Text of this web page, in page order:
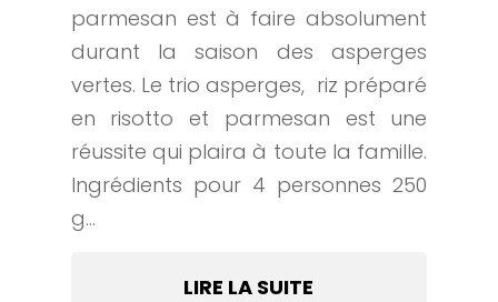
parmesan est à faire absolument
durant la saison des asperges
vertes. Le trio asperges, riz préparé
en risotto et parmesan est une
réussite qui plaira à toute la famille.
Ingrédients pour 4 personnes 250
g...
LIRE LA SUITE